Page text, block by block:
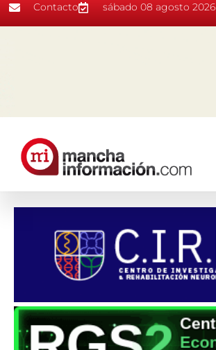
Contacto sábado 08 agosto 2026